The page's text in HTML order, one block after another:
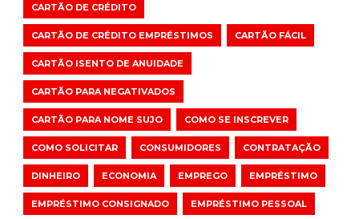
CARTÃO DE CRÉDITO
CARTÃO DE CRÉDITO EMPRÉSTIMOS CARTÃO FÁCIL
CARTÃO ISENTO DE ANUIDADE
CARTÃO PARA NEGATIVADOS
CARTÃO PARA NOME SUJO COMO SE INSCREVER
COMO SOLICITAR CONSUMIDORES CONTRATAÇÃO
DINHEIRO ECONOMIA EMPREGO EMPRÉSTIMO
EMPRÉSTIMO CONSIGNADO EMPRÉSTIMO PESSOAL